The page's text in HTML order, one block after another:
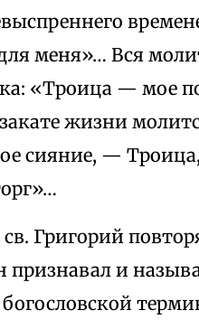
меня»… Вся
«Троица —
жизни
сияние, —
Григорий
признавал и